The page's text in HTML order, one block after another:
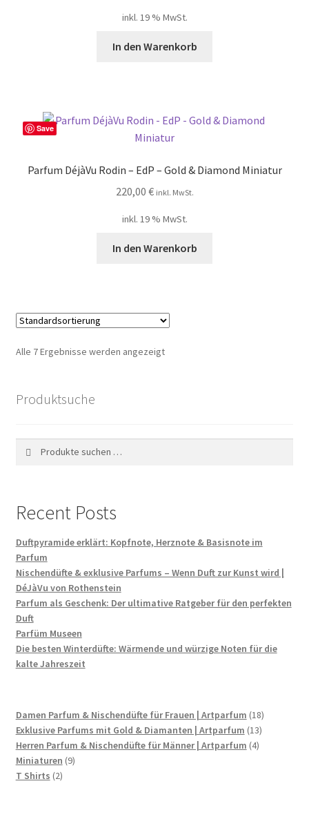
inkl. 19 % MwSt.
In den Warenkorb
Save
Parfum DéjàVu Rodin – EdP – Gold & Diamond Miniatur
220,00 € inkl. MwSt.
inkl. 19 % MwSt.
In den Warenkorb
Alle 7 Ergebnisse werden angezeigt
Produktsuche
Recent Posts
Duftpyramide erklärt: Kopfnote, Herznote & Basisnote im
Parfum
Nischendüfte & exklusive Parfums – Wenn Duft zur Kunst wird |
DéJàVu von Rothenstein
Parfum als Geschenk: Der ultimative Ratgeber für den perfekten
Duft
Parfüm Museen
Die besten Winterdüfte: Wärmende und würzige Noten für die
kalte Jahreszeit
Damen Parfum & Nischendüfte für Frauen | Artparfum 1818
Produkte
Exklusive Parfums mit Gold & Diamanten | Artparfum 1313
Produkte
Herren Parfum & Nischendüfte für Männer | Artparfum 44
Miniaturen 99
T Shirts 22